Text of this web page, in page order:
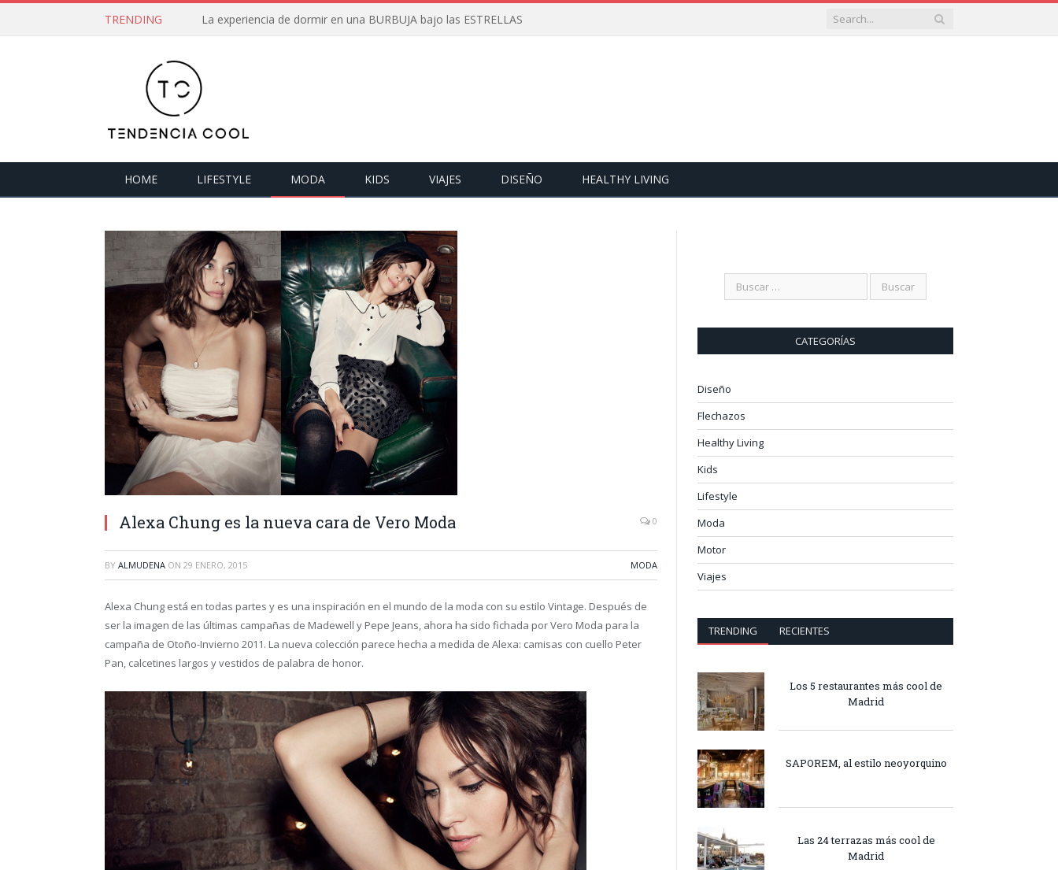
TRENDING La experiencia de dormir en una BURBUJA bajo las ESTRELLAS
HOME LIFESTYLE MODA KIDS VIAJES DISEÑO HEALTHY LIVING
Alexa Chung es la nueva cara de Vero Moda 0
BY ALMUDENA ON 29 ENERO, 2015 MODA
Alexa Chung está en todas partes y es una inspiración en el mundo de la moda con su estilo Vintage. Después de
ser la imagen de las últimas campañas de Madewell y Pepe Jeans, ahora ha sido fichada por Vero Moda para la
campaña de Otoño-Invierno 2011. La nueva colección parece hecha a medida de Alexa: camisas con cuello Peter
Pan, calcetines largos y vestidos de palabra de honor.
CATEGORÍAS
Diseño
Flechazos
Healthy Living
Kids
Lifestyle
Moda
Motor
Viajes
TRENDING RECIENTES
Los 5 restaurantes más cool de
Madrid
SAPOREM, al estilo neoyorquino
Las 24 terrazas más cool de
Madrid